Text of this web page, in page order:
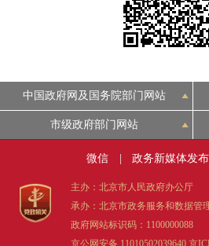
利企服务
中介服务 阳光政务
政民互动
12345网上接诉即办 我要咨
参与调查 在线访谈
中国政府网及国务院部门网站
市级政府部门网站
微信 政务新媒体发
主办：北京市人民政府办公厅
承办：北京市政务服务和数据管
政府网站标识码：1100000088
京公网安备 11010502039640 京